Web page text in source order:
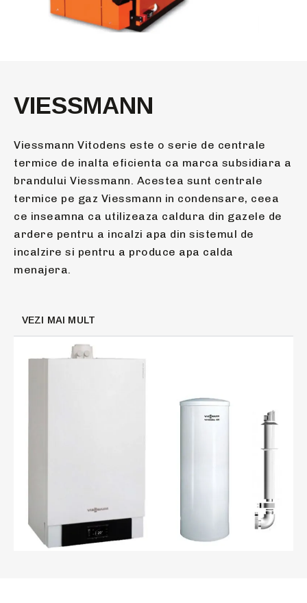
VIESSMANN
Viessmann Vitodens este o serie de centrale
termice de inalta eficienta ca marca subsidiara a
brandului Viessmann. Acestea sunt centrale
termice pe gaz Viessmann in condensare, ceea
ce inseamna ca utilizeaza caldura din gazele de
ardere pentru a incalzi apa din sistemul de
incalzire si pentru a produce apa calda
menajera.
VEZI MAI MULT